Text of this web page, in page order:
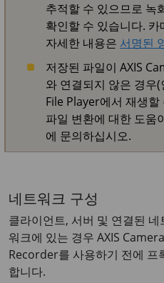
추적할 수 있으므로 녹
확인할 수 있습니다.
자세한 내용은 서명된
저장된 파일이 AXIS
와 연결되지 않은 경우
File Player에서 재생
파일 변환에 대한 도움
에 문의하십시오.
네트워크 구성
클라이언트, 서버 및 연결된
워크에 있는 경우 AXIS
Recorder를 사용하기 전에 프
합니다.